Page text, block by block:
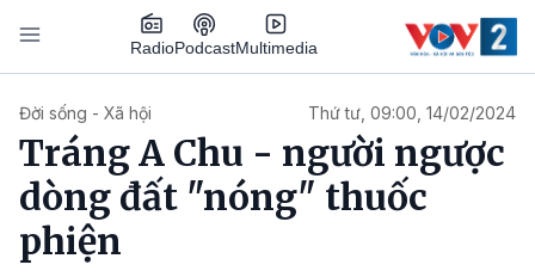
Nhảy đến nội dung
RadioPodcastMultimedia
Đời sống - Xã hội Thứ tư, 09:00, 14/02/2024
Tráng A Chu - người ngược
dòng đất "nóng" thuốc
phiện